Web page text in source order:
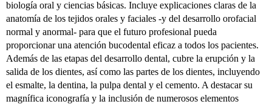
biología oral y ciencias básicas. Incluye explicaciones claras de la
anatomía de los tejidos orales y faciales -y del desarrollo orofacial
normal y anormal- para que el futuro profesional pueda
proporcionar una atención bucodental eficaz a todos los pacientes.
Además de las etapas del desarrollo dental, cubre la erupción y la
salida de los dientes, así como las partes de los dientes, incluyendo
el esmalte, la dentina, la pulpa dental y el cemento. A destacar su
magnífica iconografía y la inclusión de numerosos elementos